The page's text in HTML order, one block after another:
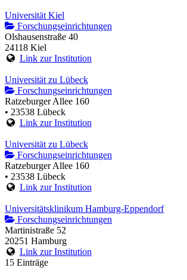
Universität Kiel
Forschungseinrichtungen
Olshausenstraße 40
24118 Kiel
Link zur Institution
Universität zu Lübeck
Forschungseinrichtungen
Ratzeburger Allee 160
• 23538 Lübeck
Link zur Institution
Universität zu Lübeck
Forschungseinrichtungen
Ratzeburger Allee 160
• 23538 Lübeck
Link zur Institution
Universitätsklinikum Hamburg-Eppendorf
Forschungseinrichtungen
Martinistraße 52
20251 Hamburg
Link zur Institution
15 Einträge